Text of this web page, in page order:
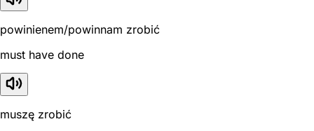
powinienem/powinnam zrobić
must have done
muszę zrobić